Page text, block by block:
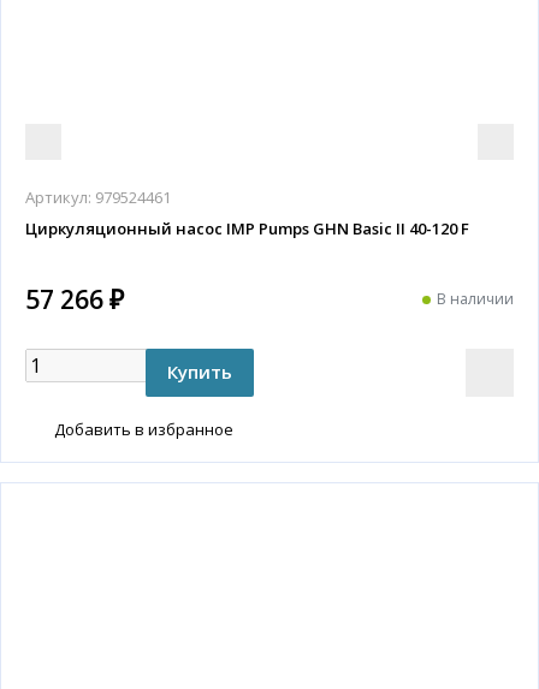
Артикул: 979524461
Циркуляционный насос IMP Pumps GHN Basic II 40-120 F
57 266 ₽ В наличии
Добавить в избранное